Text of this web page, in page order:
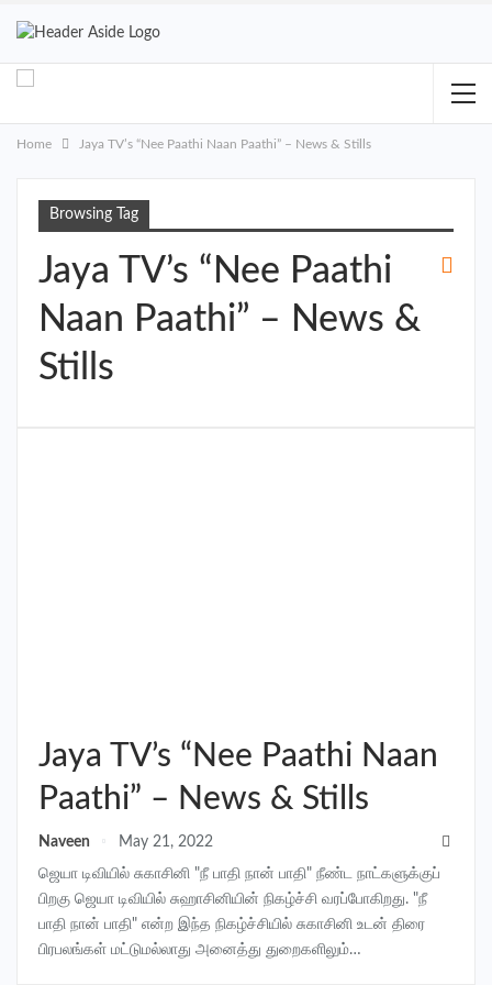
Home Jaya TV’s “Nee Paathi Naan Paathi” – News & Stills
Browsing Tag
Jaya TV’s “Nee Paathi
Naan Paathi” – News &
Stills
Jaya TV’s “Nee Paathi Naan
Paathi” – News & Stills
Naveen May 21, 2022
ஜெயா டிவியில் சுகாசினி "நீ பாதி நான் பாதி" நீண்ட நாட்களுக்குப்
பிறகு ஜெயா டிவியில் சுஹாசினியின் நிகழ்ச்சி வரப்போகிறது. "நீ
பாதி நான் பாதி" என்ற இந்த நிகழ்ச்சியில் சுகாசினி உடன் திரை
பிரபலங்கள் மட்டுமல்லாது அனைத்து துறைகளிலும்…